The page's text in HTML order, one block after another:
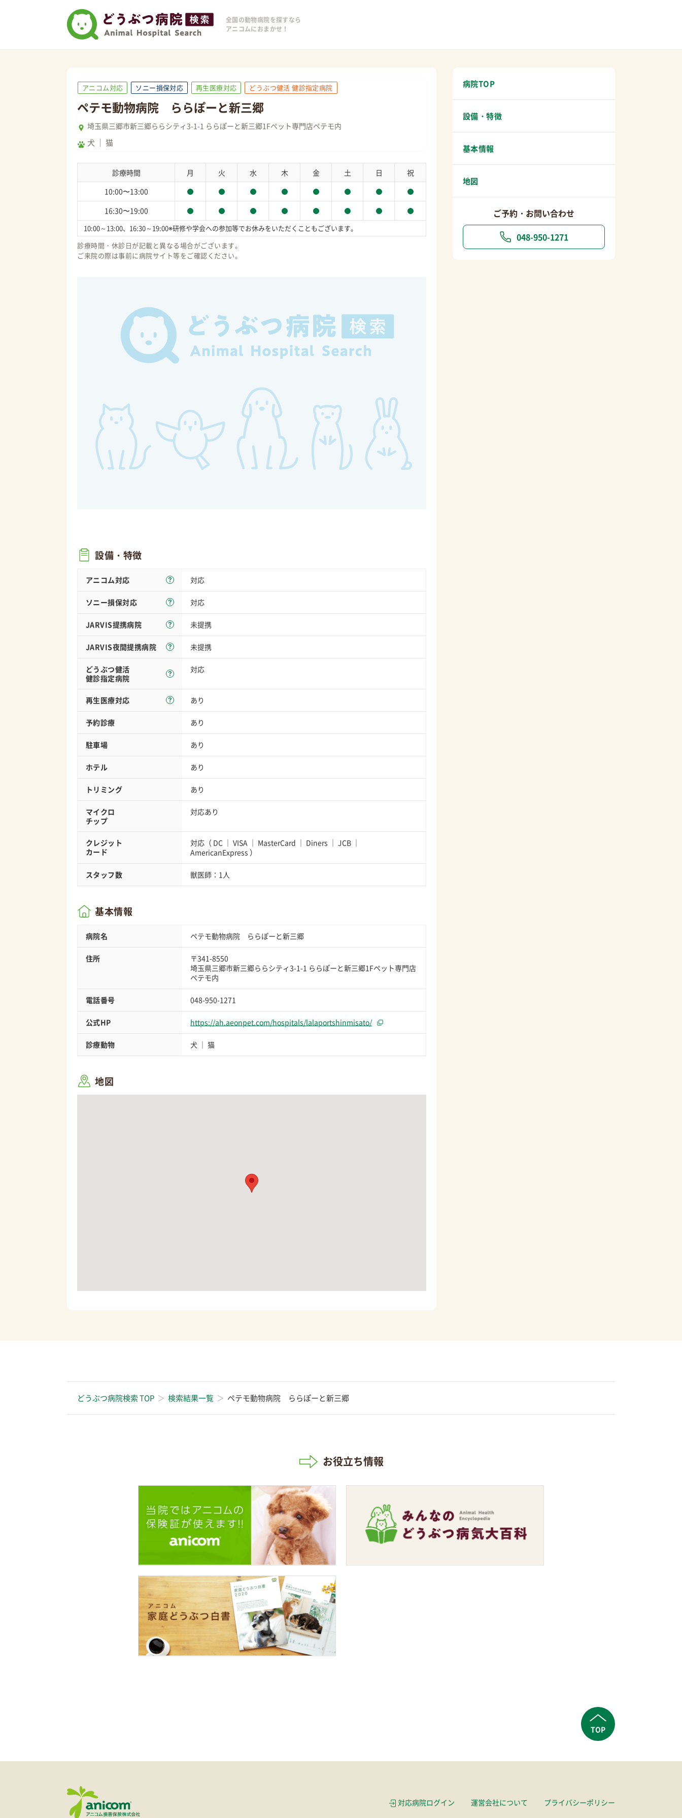
全国の動物病院を探すなら
アニコムにおまかせ！
病院TOP
設備・特徴
基本情報
地図
ご予約・お問い合わせ
048-950-1271
アニコム対応 ソニー損保対応 再生医療対応 どうぶつ健活 健診指定病院
ペテモ動物病院 ららぽーと新三郷
埼玉県三郷市新三郷ららシティ3-1-1 ららぽーと新三郷1Fペット専門店ペテモ内
犬 猫
診療時間 月 火 水 木 金 土 日
祝
10:00〜13:00
16:30〜19:00
10:00～13:00、16:30～19:00※研修や学会への参加等でお休みをいただくこともございます。
診療時間・休診日が記載と異なる場合がございます。
ご来院の際は事前に病院サイト等をご確認ください。
設備・特徴
アニコム対応 対応
ソニー損保対応 対応
JARVIS提携病院 未提携
JARVIS夜間提携病院 未提携
どうぶつ健活
健診指定病院
対応
再生医療対応 あり
予約診療 あり
駐車場 あり
ホテル あり
トリミング あり
マイクロ
チップ
対応あり
クレジット
カード
対応（ DC VISA MasterCard Diners
JCB
AmericanExpress ）
スタッフ数 獣医師：1人
基本情報
病院名 ペテモ動物病院 ららぽーと新三郷
住所
〒341-8550
埼玉県三郷市新三郷ららシティ3-1-1 ららぽーと新三郷1Fペット専門店
ペテモ内
電話番号 048-950-1271
公式HP https://ah.aeonpet.com/hospitals/lalaportshinmisato/
診療動物 犬 猫
地図
どうぶつ病院検索 TOP 検索結果一覧 ペテモ動物病院 ららぽーと新三郷
お役立ち情報
TOP
対応病院ログイン 運営会社について プライバシーポリシー